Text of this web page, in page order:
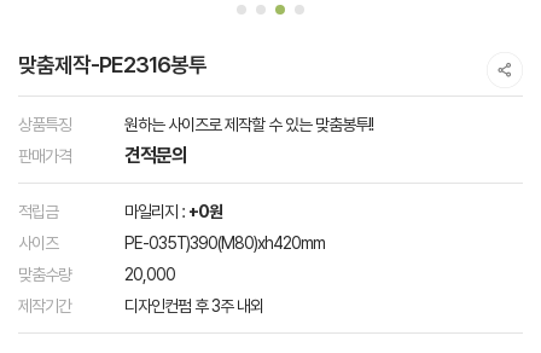
맞춤제작-PE2316봉투
상품특징
원하는 사이즈로 제작할 수 있는 맞춤봉투!!
판매가격
견적문의
적립금 마일리지 : +0원
사이즈
PE-035T)390(M80)xh420mm
맞춤수량
20,000
제작기간
디자인컨펌 후 3주 내외